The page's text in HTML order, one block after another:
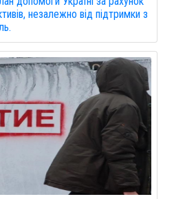
незалежно від підтримки з